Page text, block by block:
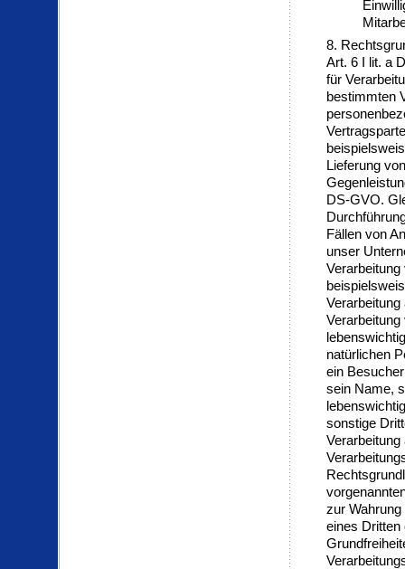
8.
Art. 6 I lit. a
für
bestimmten
Lieferung
DS-GVO.
Fällen von
unser
natürlichen
ein
sein Name,
sonstige
zur
eines Dritten